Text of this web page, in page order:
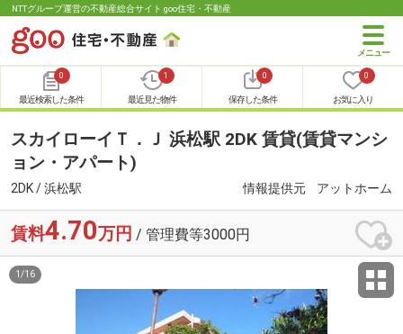
NTTグループ運営の不動産総合サイト goo住宅・不動産
0
最近検索した条件
1
最近見た物件
0
保存した条件
0
お気に入り
スカイローイＴ．Ｊ 浜松駅 2DK 賃貸(賃貸マンシ
ョン・アパート)
2DK / 浜松駅 情報提供元 アットホーム
賃料4.70万円 / 管理費等3000円
1 /16